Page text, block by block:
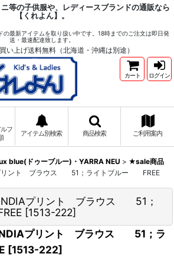
等の子供服や、レディースブランドの通販なら
【くれよん】。
の最新アイテムを取り扱い中です。18時までのご注文は即日発
送・最速配達致します。
い上げ送料無料（北海道・沖縄は別途）
カート ログイン
フ
アイテム別検索 商品検索 ご利用案内
blue(ドゥーブルー)・YARRA NEU > ★sale商品
リント ブラウス 51；ライトブルー FREE
プリント ブラウス 51；
[1513-222]
プリント ブラウス 51；ラ
[1513-222]